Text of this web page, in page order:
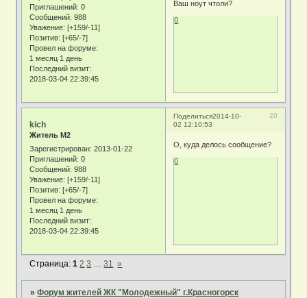
Приглашений: 0
Сообщений: 988
Уважение: [+159/-11]
Позитив: [+65/-7]
Провел на форуме:
1 месяц 1 день
Последний визит:
2018-03-04 22:39:45
Ваш ноут чтоли?
0
Поделиться 20
2014-10-
02 12:10:53
kich
Житель М2
Зарегистрирован: 2013-01-22
Приглашений: 0
Сообщений: 988
Уважение: [+159/-11]
Позитив: [+65/-7]
Провел на форуме:
1 месяц 1 день
Последний визит:
2018-03-04 22:39:45
О, куда делось сообщение?
0
Страница:1 2 3 … 31 »
»Форум жителей ЖК "Молодежный" г.Красногорск